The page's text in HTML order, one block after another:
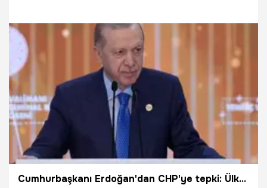
11.06.2025 Gündem
Cumhurbaşkanı Erdoğan'dan CHP'ye tepki: Ülkesini başka ülkelere şikayet edenler bu gururu anlayamaz